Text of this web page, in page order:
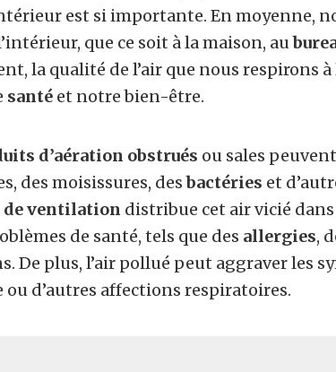
est si importante. En moyenne,
que ce soit à la maison, au
la qualité de l’air que nous
santé et notre bien-être.
d’aération obstrués ou sales
des moisissures, desbactéries et
de ventilation distribue cet air vicié
de santé, tels que des allergies,
De plus, l’air pollué peut aggraver les
ou d’autres affections respiratoires.